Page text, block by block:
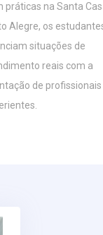
práticas na Santa
Alegre, os
situações de
reais com a
de profissionais